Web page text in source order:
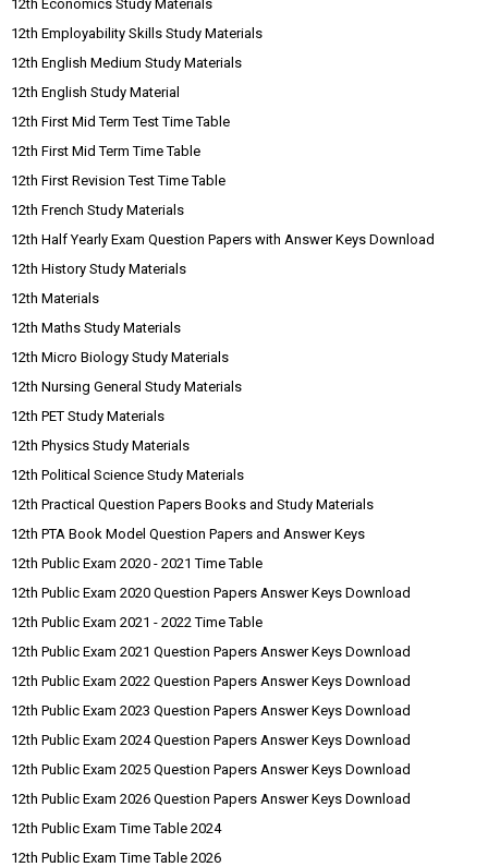
12th Economics Study Materials
12th Employability Skills Study Materials
12th English Medium Study Materials
12th English Study Material
12th First Mid Term Test Time Table
12th First Mid Term Time Table
12th First Revision Test Time Table
12th French Study Materials
12th Half Yearly Exam Question Papers with Answer Keys Download
12th History Study Materials
12th Materials
12th Maths Study Materials
12th Micro Biology Study Materials
12th Nursing General Study Materials
12th PET Study Materials
12th Physics Study Materials
12th Political Science Study Materials
12th Practical Question Papers Books and Study Materials
12th PTA Book Model Question Papers and Answer Keys
12th Public Exam 2020 - 2021 Time Table
12th Public Exam 2020 Question Papers Answer Keys Download
12th Public Exam 2021 - 2022 Time Table
12th Public Exam 2021 Question Papers Answer Keys Download
12th Public Exam 2022 Question Papers Answer Keys Download
12th Public Exam 2023 Question Papers Answer Keys Download
12th Public Exam 2024 Question Papers Answer Keys Download
12th Public Exam 2025 Question Papers Answer Keys Download
12th Public Exam 2026 Question Papers Answer Keys Download
12th Public Exam Time Table 2024
12th Public Exam Time Table 2026